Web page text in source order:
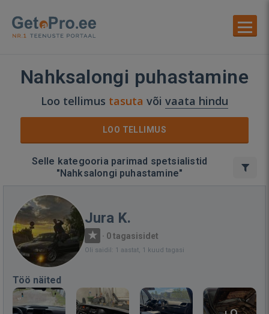
Nahksalongi puhastamine
Loo tellimus tasuta või vaata hindu
LOO TELLIMUS
Selle kategooria parimad spetsialistid
"Nahksalongi puhastamine"
Jura K.
· 0 tagasisidet
Oli saidil: 1 aastat, 1 kuud tagasi
Töö näited